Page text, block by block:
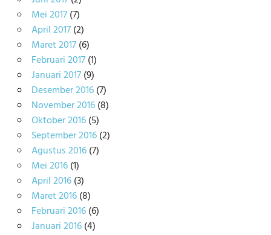
Mei 2017(7)
April 2017(2)
Maret 2017(6)
Februari 2017(1)
Januari 2017(9)
Desember 2016(7)
November 2016(8)
Oktober 2016(5)
September 2016(2)
Agustus 2016(7)
Mei 2016(1)
April 2016(3)
Maret 2016(8)
Februari 2016(6)
Januari 2016(4)